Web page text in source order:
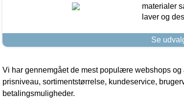
materialer
laver og
Se
Vi har gennemgået de mest populære webshops
prisniveau, sortimentstørrelse, kundeservice,
betalingsmuligheder.